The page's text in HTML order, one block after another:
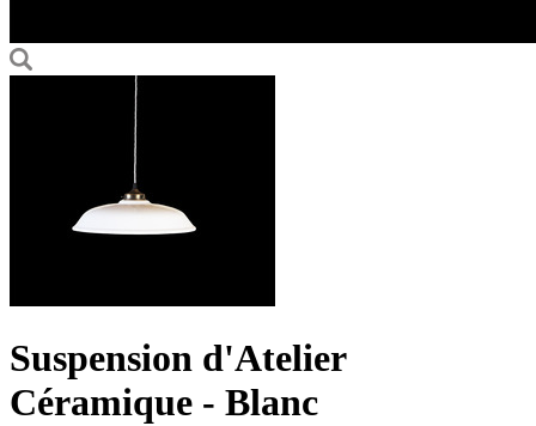
Suspension d'Atelier
Céramique - Blanc